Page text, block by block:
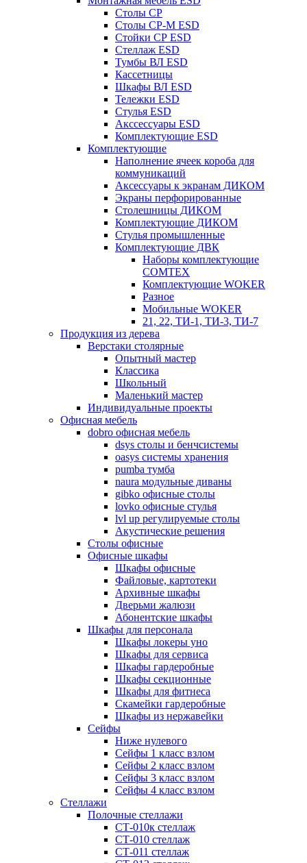
Столы СР
Столы СР-М ESD
Стойки СР ESD
Стеллаж ESD
Тумбы ВЛ ESD
Кассетницы
Шкафы ВЛ ESD
Тележки ESD
Стулья ESD
Акссессуары ESD
Комплектующие ESD
Комплектующие
Наполнение ячеек короба для
коммуникаций
Аксессуары к экранам ДИКОМ
Экраны перфорированные
Cтолешницы ДИКОМ
Комплектующие ДИКОМ
Стулья промышленные
Комплектующие ДВК
Наборы комплектующие
COMTEX
Комплектующие WOKER
Разное
Мобильные WOKER
21, 22, ТИ-1, ТИ-3, ТИ-7
Продукция из дерева
Верстаки столярные
Опытный мастер
Классика
Школьный
Маленький мастер
Индивидуальные проекты
Офисная мебель
dobro офисная мебель
dsys столы и бенчсистемы
oasys системы хранения
pumba тумба
naura модульные диваны
gibko офисные столы
lovko офисные стулья
lvl up регулируемые столы
Акустические решения
Столы офисные
Офисные шкафы
Шкафы офисные
Файловые, картотеки
Архивные шкафы
Дверьми жалюзи
Абонентские шкафы
Шкафы для персонала
Шкафы локеры уно
Шкафы для сервиса
Шкафы гардеробные
Шкафы секционные
Шкафы для фитнеса
Скамейки гардеробные
Шкафы из нержавейки
Сейфы
Ниже нулевого
Сейфы 1 класс взлом
Сейфы 2 класс взлом
Сейфы 3 класс взлом
Сейфы 4 класс взлом
Стеллажи
Полочные стеллажи
СТ-010к стеллаж
СТ-010 стеллаж
СТ-011 стеллаж